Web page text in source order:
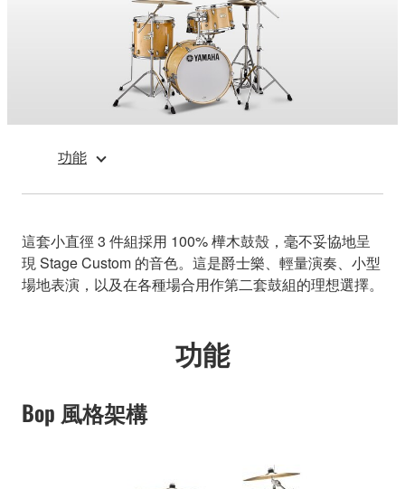
功能
這套小直徑 3 件組採用 100% 樺木鼓殼，毫不妥協地呈
現 Stage Custom 的音色。這是爵士樂、輕量演奏、小型
場地表演，以及在各種場合用作第二套鼓組的理想選擇。
功能
Bop 風格架構